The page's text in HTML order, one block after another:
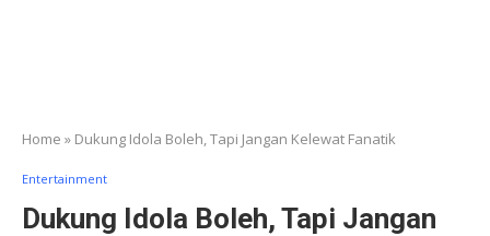
Home » Dukung Idola Boleh, Tapi Jangan Kelewat Fanatik
Entertainment
Dukung Idola Boleh, Tapi Jangan